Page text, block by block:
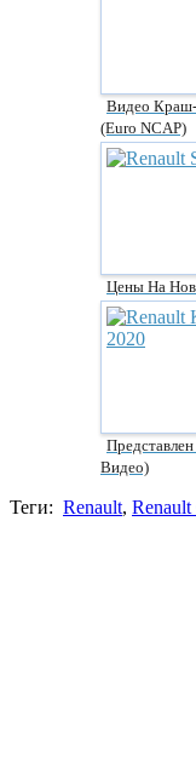
Видео Краш-
(Euro NCAP)
Цены На
Видео)
Теги: Renault, Renault